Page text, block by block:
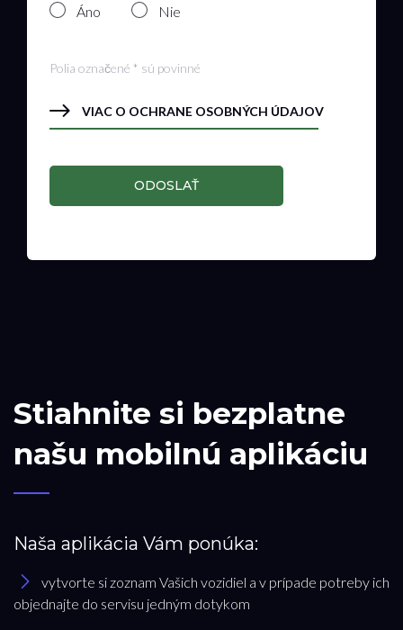
Áno Nie
Polia označené * sú povinné
VIAC O OCHRANE OSOBNÝCH ÚDAJOV
ODOSLAŤ
Stiahnite si bezplatne
našu mobilnú aplikáciu
Naša aplikácia Vám ponúka:
vytvorte si zoznam Vašich vozidiel a v prípade potreby ich
objednajte do servisu jedným dotykom